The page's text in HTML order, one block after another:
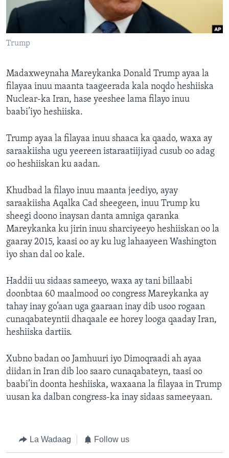
FAAQIDAADDA TODDOBAADKA
DHEXTAALKA TODDOBAADKA
Trump
Madaxweynaha Mareykanka Donald Trump ayaa la
filayaa inuu maanta taageerada kala noqdo heshiiska
Nuclear-ka Iran, hase yeeshee lama filayo inuu
baabi’iyo heshiiska.
Trump ayaa la filayaa inuu shaaca ka qaado, waxa ay
saraakiisha ugu yeereen istaraatiijiyad cusub oo adag
oo heshiiskan ku aadan.
Khudbad la filayo inuu maanta jeediyo, ayay
saraakiisha Aqalka Cad sheegeen, inuu Trump ku
sheegi doono inaysan danta amniga qaranka
Mareykanka ku jirin inuu sharciyeeyo heshiiskan oo la
gaaray 2015, kaasi oo ay ku lug lahaayeen Washington
iyo shan dal oo kale.
Haddii uu sidaas sameeyo, waxa ay tani billaabi
doonbtaa 60 maalmood oo congress Mareykanka ay
tahay inay go’aan uga gaaraan inay dib usoo rogaan
cunaqabateyntii dhaqaale ee horey looga qaaday Iran,
heshiiska dartiis.
Xubno badan oo Jamhuuri iyo Dimoqraadi ah ayaa
diidan in Iran dib loo saaro cunaqabateyn, taasi oo
baabi’in doonta heshiiska, waxaana la filayaa in Trump
uusan ka dalban congress-ka inay sidaas sameeyaan.
La Wadaag Follow us